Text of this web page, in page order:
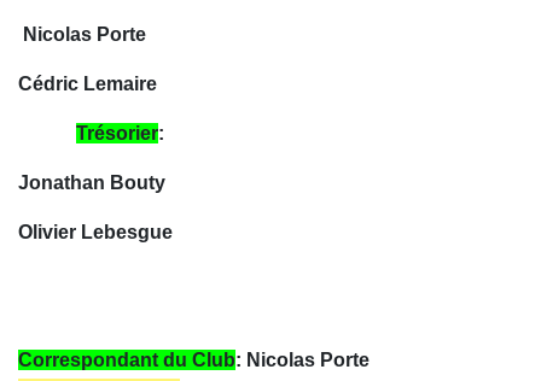
Nicolas Porte
Cédric Lemaire
Trésorier:
Jonathan Bouty
Olivier Lebesgue
Correspondant du Club: Nicolas Porte